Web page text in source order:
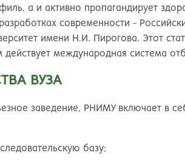
Бийск
Благовещенск
Братск
Брянск
Владивосток
Владимир
а и активно пропагандирует
современности -
имени Н.И. Пирогова. Этот
действует международная система
ВУЗА
заведение, РНИМУ включает в
базу;